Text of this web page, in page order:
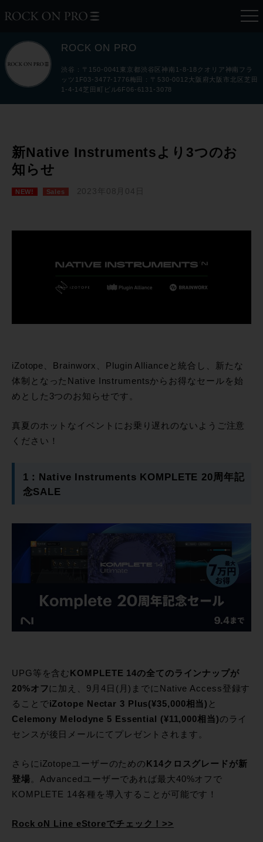
ROCK ON PRO
渋谷：〒150-0041東京都渋谷区神南1-8-18クオリア神南フラ
ッツ1F03-3477-1776梅田：〒530-0012大阪府大阪市北区芝田
1-4-14芝田町ビル6F06-6131-3078
新Native Instrumentsより3つのお
知らせ
NEW! Sales 2023年08月04日
iZotope、Brainworx、Plugin Allianceと統合し、新たな
体制となったNative Instrumentsからお得なセールを始
めとした3つのお知らせです。
真夏のホットなイベントにお乗り遅れのないようご注意
ください！
1：Native Instruments KOMPLETE 20周年記
念SALE
UPG等を含む KOMPLETE 14の全てのラインナップが
20%オフに加え、9月4日(月)までにNative Access登録す
ることでiZotope Nectar 3 Plus(¥35,000相当) と
Celemony Melodyne 5 Essential (¥11,000相当)のライ
センスが後日メールにてプレゼントされます。
さらにiZotopeユーザーのための K14クロスグレードが新
登場 。Advancedユーザーであれば最大40%オフで
KOMPLETE 14各種を導入することが可能です！
Rock oN Line eStoreでチェック！>>